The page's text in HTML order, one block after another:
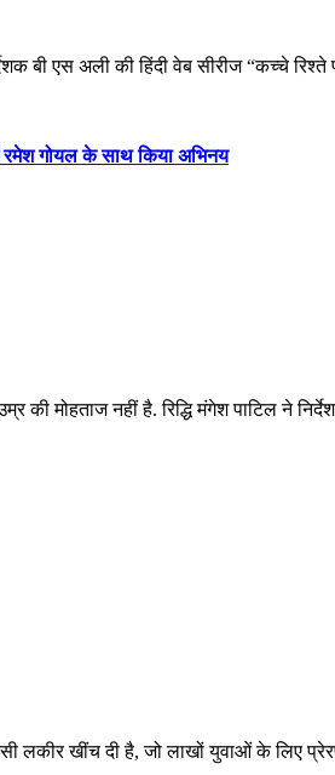
बी एस अली की हिंदी वेब सीरीज “कच्चे रिश्ते
में रमेश गोयल के साथ किया अभिनय
की मोहताज नहीं है. रिद्धि मंगेश पाटिल ने
लकीर खींच दी है, जो लाखों युवाओं के लिए